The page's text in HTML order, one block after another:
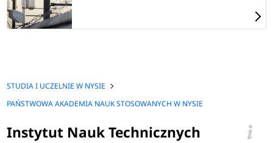
STUDIA I UCZELNIE W NYSIE
PAŃSTWOWA AKADEMIA NAUK STOSOWANYCH W NYSIE
Instytut Nauk Technicznych